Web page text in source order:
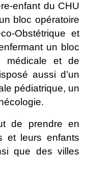
enfant du CHU
bloc opératoire
Obstétrique et
un bloc
médicale et de
aussi d’un
pédiatrique, un
de prendre en
et leurs enfants
que des villes